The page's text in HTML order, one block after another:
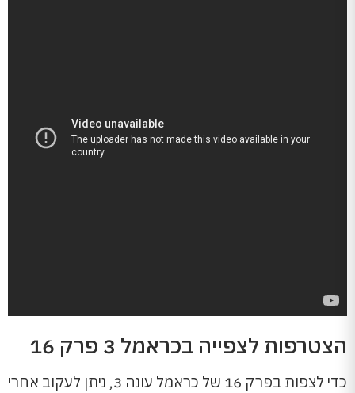
הצטרפות לצפייה בכראמל 3 פרק 16
כדי לצפות בפרק 16 של כראמל עונה 3, ניתן לעקוב אחרי